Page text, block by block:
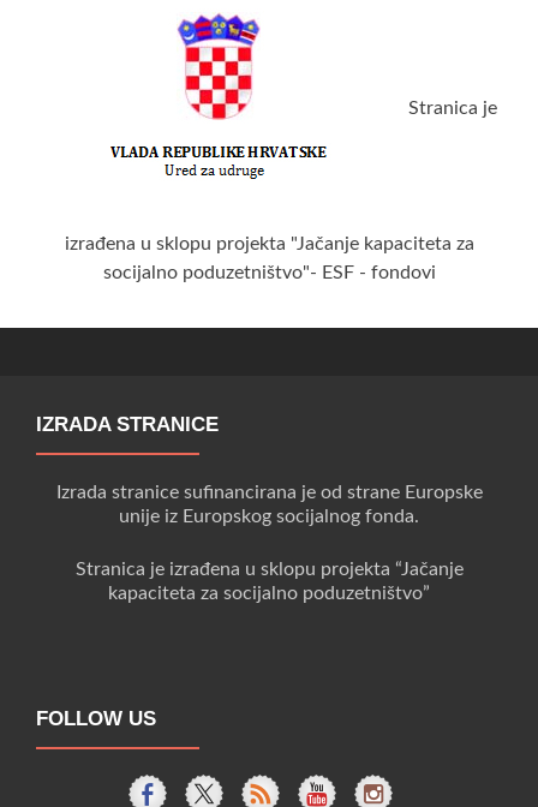
Stranica je
izrađena u sklopu projekta "Jačanje kapaciteta za
socijalno poduzetništvo"- ESF - fondovi
IZRADA STRANICE
Izrada stranice sufinancirana je od strane Europske
unije iz Europskog socijalnog fonda.
Stranica je izrađena u sklopu projekta “Jačanje
kapaciteta za socijalno poduzetništvo”
FOLLOW US